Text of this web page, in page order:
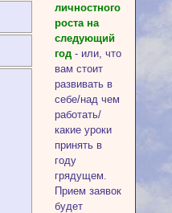
личностного
роста на
следующий
год- или, что
вам стоит
развивать в
себе/над чем
работать/
какие уроки
принять в
году
грядущем.
Прием заявок
будет